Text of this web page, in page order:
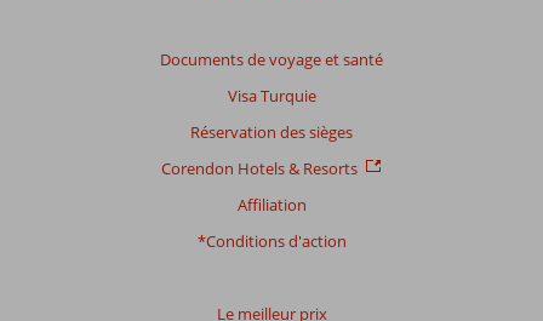
Documents de voyage et santé
Visa Turquie
Réservation des sièges
Corendon Hotels & Resorts
Affiliation
*Conditions d'action
Le meilleur prix